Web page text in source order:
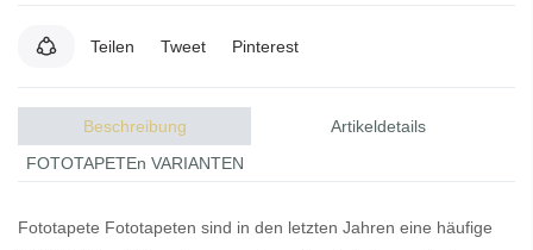
Teilen Tweet Pinterest
Beschreibung
Artikeldetails
FOTOTAPETEn VARIANTEN
Fototapete Fototapeten sind in den letzten Jahren eine häufige